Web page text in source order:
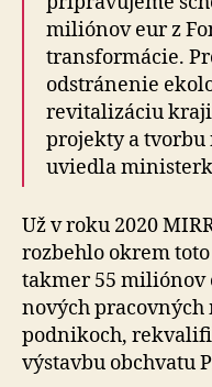
miliónov eur z
transformácie.
odstránenie
revitalizáciu
projekty a tvorbu
uviedla
Už v roku 2020
rozbehlo okrem
takmer 55 miliónov
nových pracovných
podnikoch,
výstavbu obchvatu